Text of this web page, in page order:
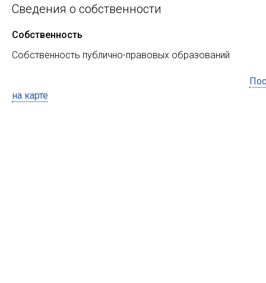
Сведения о собственности
Собственность
Собственность публично-правовых образований
на карте